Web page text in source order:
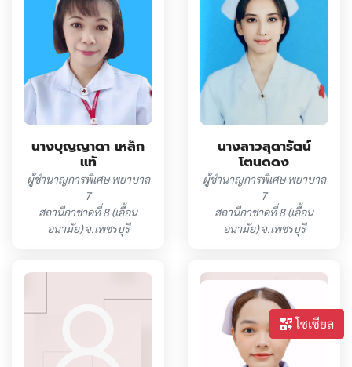
โซเชียล
นางบุญญาดา เหล็ก
แท้
ผู้ชำนาญการพิเศษ พยาบาล
7
สถานีกาชาดที่ 8 (เอื้อน
อนามัย) จ.เพชรบุรี
นางสาวสุดารัตน์
โตนดดง
ผู้ชำนาญการพิเศษ พยาบาล
7
สถานีกาชาดที่ 8 (เอื้อน
อนามัย) จ.เพชรบุรี